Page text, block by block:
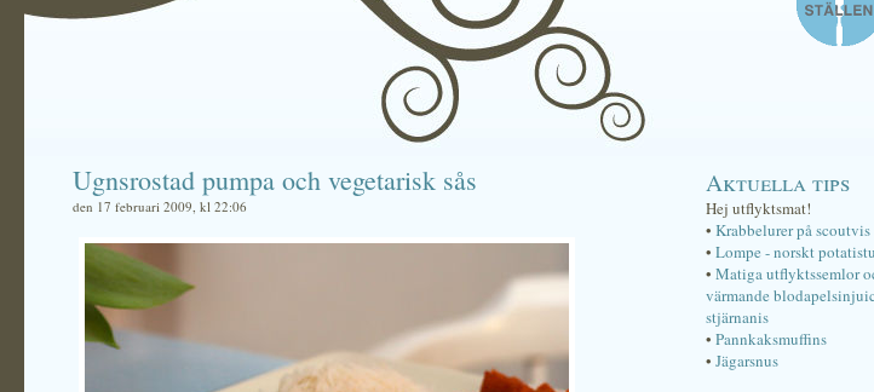
Ugnsrostad pumpa och vegetarisk sås
den 17 februari 2009, kl 22:06
Aktuella tips
Hej utflyktsmat!
• Krabbelurer på scoutvis
• Lompe - norskt
• Matiga utflyktssemlor
värmande
stjärnanis
• Pannkaksmuffins
• Jägarsnus